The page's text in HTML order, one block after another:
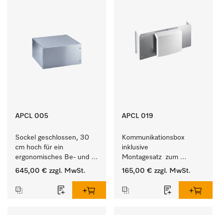
APCL 005
Sockel geschlossen, 30
cm hoch für ein
ergonomisches Be- und
Entladen von
Trockner.
645,00 € zzgl. MwSt.
APCL 019
Kommunikationsbox
inklusive
Montagesatz  zum
Verbindungsaufbau von
mit externen Systemen.
165,00 € zzgl. MwSt.